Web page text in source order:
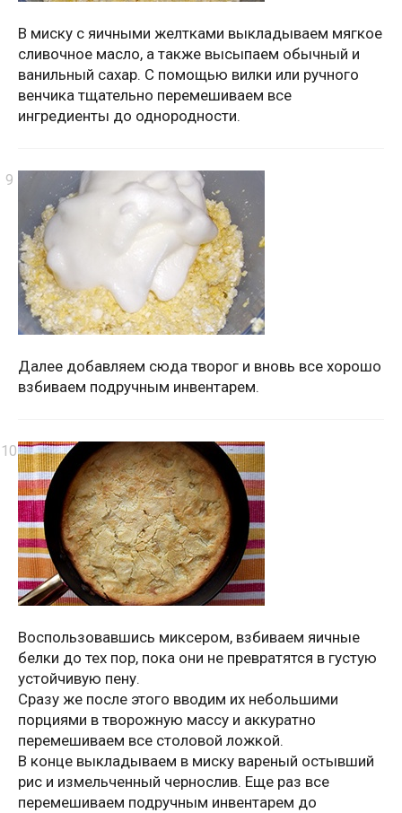
В миску с яичными желтками выкладываем мягкое
сливочное масло, а также высыпаем обычный и
ванильный сахар. С помощью вилки или ручного
венчика тщательно перемешиваем все
ингредиенты до однородности.
Далее добавляем сюда творог и вновь все хорошо
взбиваем подручным инвентарем.
Воспользовавшись миксером, взбиваем яичные
белки до тех пор, пока они не превратятся в густую
устойчивую пену.
Сразу же после этого вводим их небольшими
порциями в творожную массу и аккуратно
перемешиваем все столовой ложкой.
В конце выкладываем в миску вареный остывший
рис и измельченный чернослив. Еще раз все
перемешиваем подручным инвентарем до